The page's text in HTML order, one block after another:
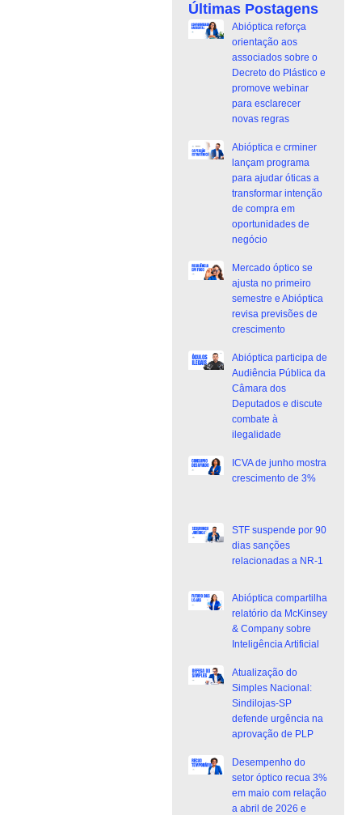
Últimas Postagens
Abióptica reforça
orientação aos
associados sobre o
Decreto do Plástico e
promove webinar
para esclarecer
novas regras
Abióptica e crminer
lançam programa
para ajudar óticas a
transformar intenção
de compra em
oportunidades de
negócio
Mercado óptico se
ajusta no primeiro
semestre e Abióptica
revisa previsões de
crescimento
Abióptica participa de
Audiência Pública da
Câmara dos
Deputados e discute
combate à
ilegalidade
ICVA de junho mostra
crescimento de 3%
STF suspende por 90
dias sanções
relacionadas a NR-1
Abióptica compartilha
relatório da McKinsey
& Company sobre
Inteligência Artificial
Atualização do
Simples Nacional:
Sindilojas-SP
defende urgência na
aprovação de PLP
Desempenho do
setor óptico recua 3%
em maio com relação
a abril de 2026 e